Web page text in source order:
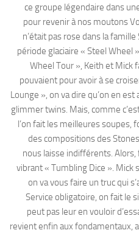
ce groupe légendaire dans
pour revenir à nos moutons
n’était pas rose dans la
période glaciaire « Steel Wheel
Wheel Tour », Keith et Mick
pouvaient pour avoir à se
Lounge », on va dire qu’on en
glimmer twins. Mais, comme
l’on fait les meilleures soupes,
des compositions des
nous laisse indifférents.
vibrant « Tumbling Dice ». Mick
on va vous faire un truc qui
Service obligatoire, on fait le
peut pas leur en vouloir
revient enfin aux fondamentaux,